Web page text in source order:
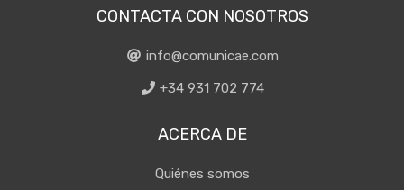
CONTACTA CON NOSOTROS
info@comunicae.com
+34 931 702 774
ACERCA DE
Quiénes somos